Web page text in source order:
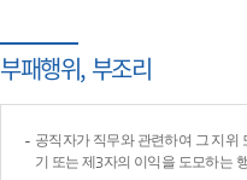
부패행위, 부조리
공직자가 직무와 관련하여 그 지위
기 또는 제3자의 이익을 도모하는